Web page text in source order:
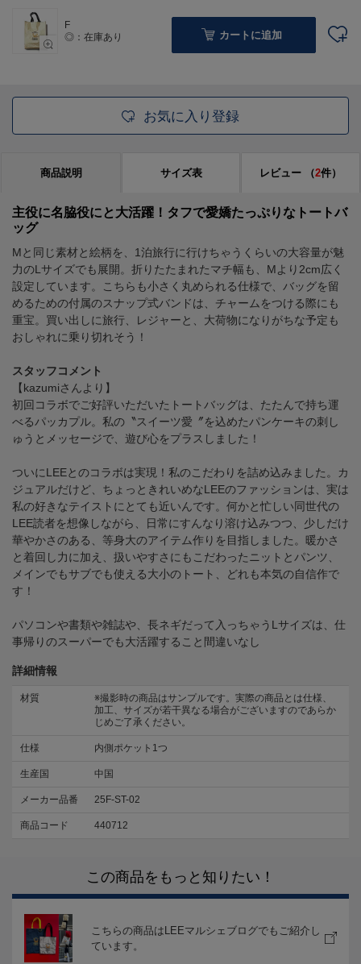
F
◎：在庫あり
カートに追加
お気に入り登録
商品説明 サイズ表 レビュー （2件）
主役に名脇役にと大活躍！タフで愛嬌たっぷりなトートバ
ッグ
Mと同じ素材と絵柄を、1泊旅行に行けちゃうくらいの大容量が魅
力のLサイズでも展開。折りたたまれたマチ幅も、Mより2cm広く
設定しています。こちらも小さく丸められる仕様で、バッグを留
めるための付属のスナップ式バンドは、チャームをつける際にも
重宝。買い出しに旅行、レジャーと、大荷物になりがちな予定も
おしゃれに乗り切れそう！
スタッフコメント
【kazumiさんより】
初回コラボでご好評いただいたトートバッグは、たたんで持ち運
べるパッカプル。私の〝スイーツ愛〞を込めたパンケーキの刺し
ゅうとメッセージで、遊び心をプラスしました！
ついにLEEとのコラボは実現！私のこだわりを詰め込みました。カ
ジュアルだけど、ちょっときれいめなLEEのファッションは、実は
私の好きなテイストにとても近いんです。何かと忙しい同世代の
LEE読者を想像しながら、日常にすんなり溶け込みつつ、少しだけ
華やかさのある、等身大のアイテム作りを目指しました。暖かさ
と着回し力に加え、扱いやすさにもこだわったニットとパンツ、
メインでもサブでも使える大小のトート、どれも本気の自信作で
す！
パソコンや書類や雑誌や、長ネギだって入っちゃうLサイズは、仕
事帰りのスーパーでも大活躍すること間違いなし
詳細情報
材質
※撮影時の商品はサンプルです。実際の商品とは仕様、
加工、サイズが若干異なる場合がございますのであらか
じめご了承ください。
仕様 内側ポケット1つ
生産国 中国
メーカー品番 25F-ST-02
商品コード 440712
この商品をもっと知りたい！
こちらの商品はLEEマルシェブログでもご紹介し
ています。